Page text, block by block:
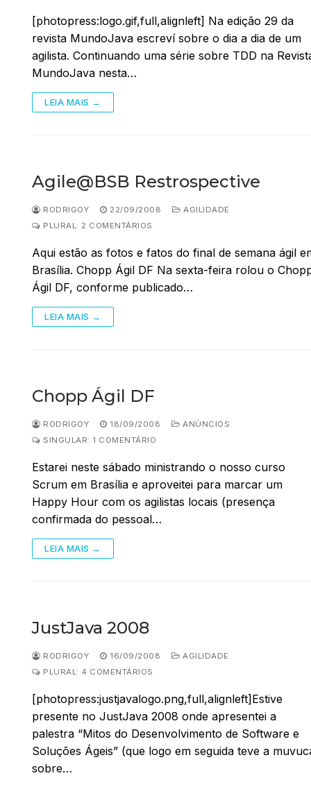
[photopress:logo.gif,full,alignleft] Na edição 29 da
revista MundoJava escreví sobre o dia a dia de um
agilista. Continuando uma série sobre TDD na
MundoJava nesta…
LEIA MAIS →
Agile@BSB Restrospective
RODRIGOY 22/09/2008
AGILIDADE
PLURAL: 2 COMENTÁRIOS
Aqui estão as fotos e fatos do final de semana ágil
Brasília. Chopp Ágil DF Na sexta-feira rolou o
Ágil DF, conforme publicado…
LEIA MAIS →
Chopp Ágil DF
RODRIGOY 18/09/2008
ANÚNCIOS
SINGULAR: 1 COMENTÁRIO
Estarei neste sábado ministrando o nosso curso
Scrum em Brasília e aproveitei para marcar um
Happy Hour com os agilistas locais (presença
confirmada do pessoal…
LEIA MAIS →
JustJava 2008
RODRIGOY 16/09/2008
AGILIDADE
PLURAL: 4 COMENTÁRIOS
[photopress:justjavalogo.png,full,alignleft]Estive
presente no JustJava 2008 onde apresentei a
palestra “Mitos do Desenvolvimento de Software e
Soluções Ágeis” (que logo em seguida teve a
sobre…